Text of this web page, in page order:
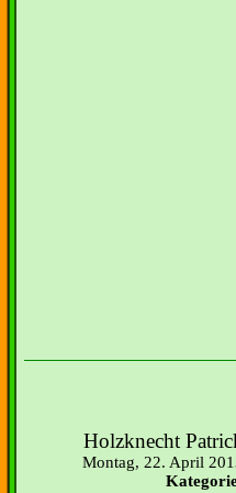
Holzknecht
Montag, 22. April